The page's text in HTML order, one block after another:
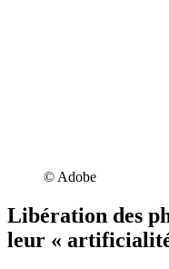
©︎ Adobe
Libération des
leur «